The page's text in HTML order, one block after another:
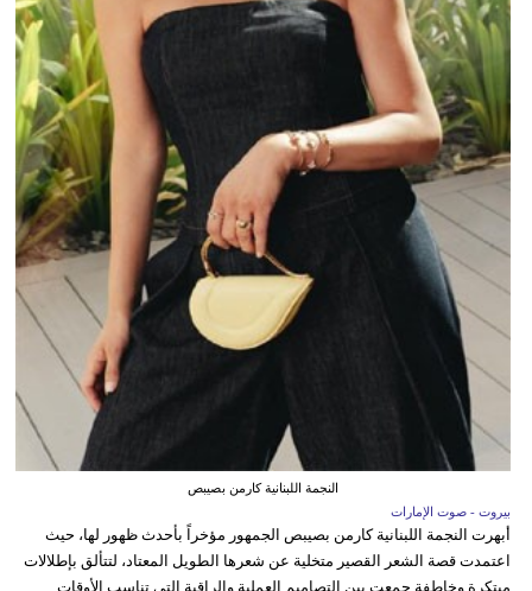
النجمة اللبنانية كارمن بصيبص
بيروت - صوت الإمارات
أبهرت النجمة اللبنانية كارمن بصيبص الجمهور مؤخراً بأحدث ظهور لها، حيث
اعتمدت قصة الشعر القصير متخلية عن شعرها الطويل المعتاد، لتتألق بإطلالات
مبتكرة وخاطفة جمعت بين التصاميم العملية والراقية التي تناسب الأوقات